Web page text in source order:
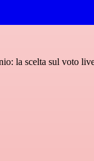
la scelta sul voto